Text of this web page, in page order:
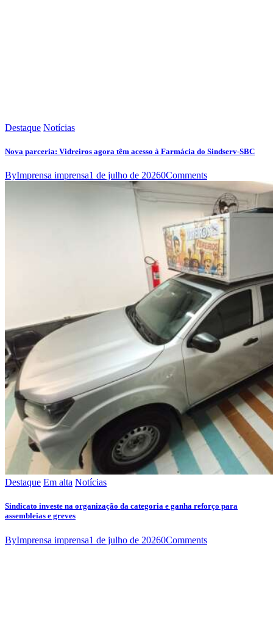
Destaque Notícias
Nova parceria: Vidreiros agora têm acesso à Farmácia do Sindserv-SBC
ByImprensa imprensa1 de julho de 20260Comments
Destaque Em alta Notícias
Sindicato investe na organização da categoria e ganha reforço para
assembleias e greves
ByImprensa imprensa1 de julho de 20260Comments